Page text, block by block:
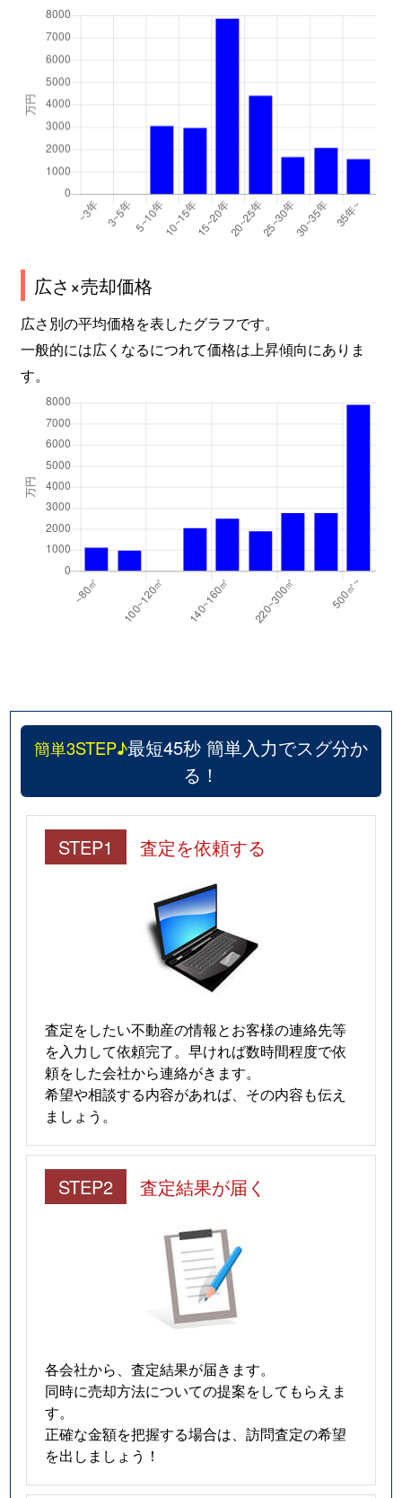
広さ×売却価格
広さ別の平均価格を表したグラフです。
一般的には広くなるにつれて価格は上昇傾向にありま
す。
簡単3STEP♪最短45秒 簡単入力でスグ分か
る！
STEP1 査定を依頼する
査定をしたい不動産の情報とお客様の連絡先等
を入力して依頼完了。早ければ数時間程度で依
頼をした会社から連絡がきます。
希望や相談する内容があれば、その内容も伝え
ましょう。
STEP2 査定結果が届く
各会社から、査定結果が届きます。
同時に売却方法についての提案をしてもらえま
す。
正確な金額を把握する場合は、訪問査定の希望
を出しましょう！